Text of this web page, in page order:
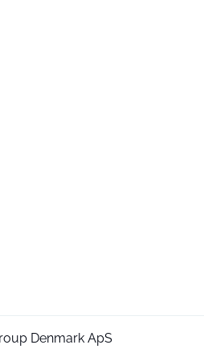
Denmark ApS